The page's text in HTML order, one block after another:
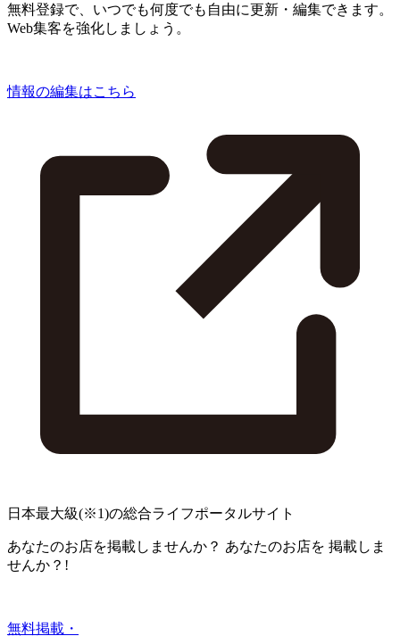
無料登録で、いつでも何度でも自由に更新・編集できます。
Web集客を強化しましょう。
情報の編集はこちら
日本最大級(※1)の総合ライフポータルサイト
あなたのお店を掲載しませんか？ あなたのお店を 掲載しま
せんか？!
無料掲載・